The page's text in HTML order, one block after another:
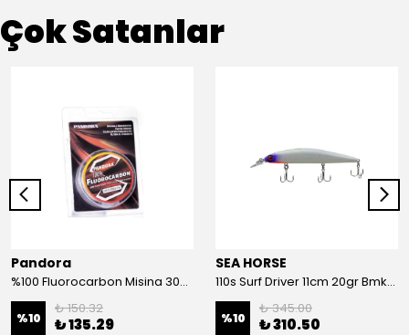
Çok Satanlar
Pandora
%100 Fluorocarbon Misina 30mt 0,41mm
%10
₺ 150.32
₺ 135.29
SEA HORSE
110s Surf Driver 11cm 20gr Bmk-05#
%10
₺ 345.00
₺ 310.50